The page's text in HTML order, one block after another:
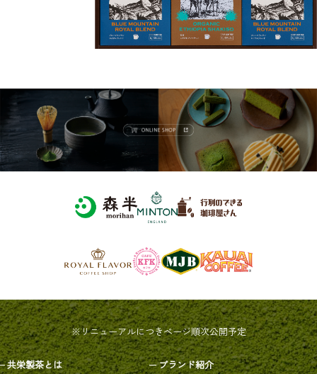
※リニューアルにつきページ順次公開予定
共栄製茶とは
ブランド紹介